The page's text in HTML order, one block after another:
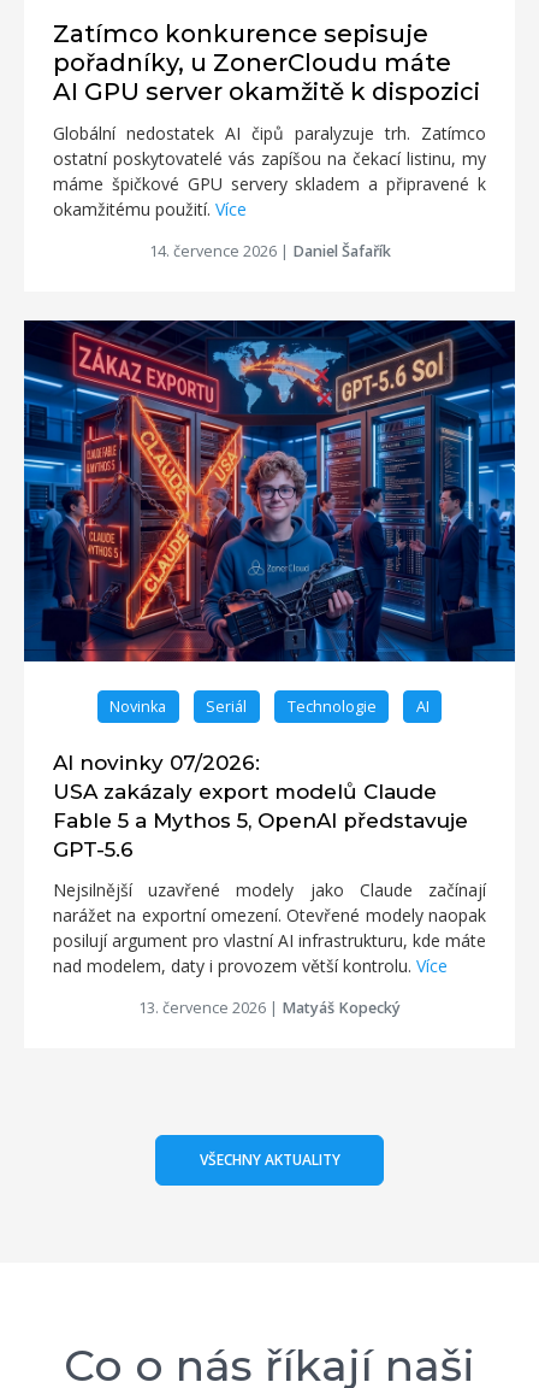
Zatímco konkurence sepisuje
pořadníky, u ZonerCloudu máte
AI GPU server okamžitě k dispozici
Globální nedostatek AI čipů paralyzuje trh. Zatímco
ostatní poskytovatelé vás zapíšou na čekací listinu, my
máme špičkové GPU servery skladem a připravené k
okamžitému použití. Více
14. července 2026| Daniel Šafařík
Novinka Seriál Technologie AI
AI novinky 07/2026:
USA zakázaly export modelů Claude
Fable 5 a Mythos 5, OpenAI představuje
GPT-5.6
Nejsilnější uzavřené modely jako Claude začínají
narážet na exportní omezení. Otevřené modely naopak
posilují argument pro vlastní AI infrastrukturu, kde máte
nad modelem, daty i provozem větší kontrolu. Více
13. července 2026 | Matyáš Kopecký
VŠECHNY AKTUALITY
Co o nás říkají naši